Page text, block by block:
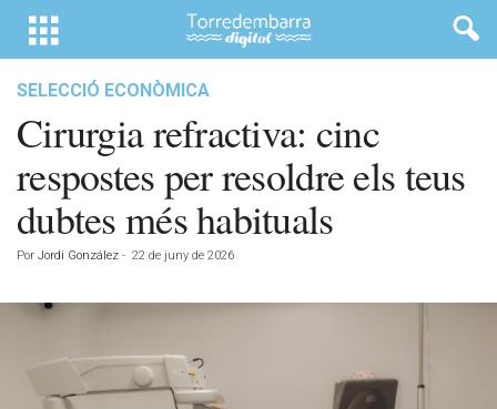
SELECCIÓ ECONÒMICA
Cirurgia refractiva: cinc
respostes per resoldre els teus
dubtes més habituals
Por Jordi González - 22 de juny de 2026